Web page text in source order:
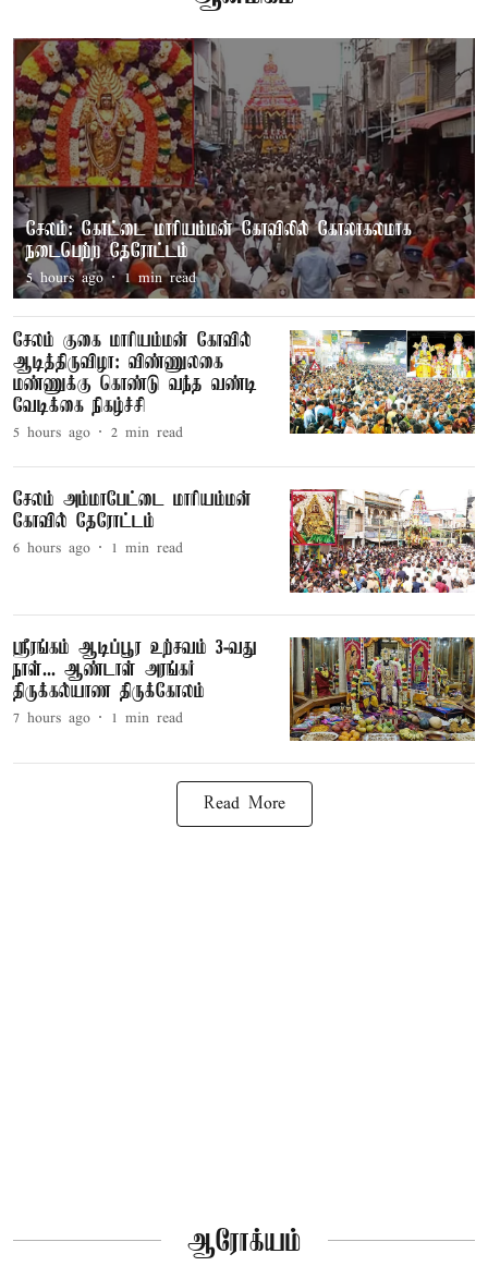
சேலம்: கோட்டை மாரியம்மன் கோவிலில் கோலாகலமாக
நடைபெற்ற தேரோட்டம்
5 hours ago 1 min read
சேலம் குகை மாரியம்மன் கோவில்
ஆடித்திருவிழா: விண்ணுலகை
மண்ணுக்கு கொண்டு வந்த வண்டி
வேடிக்கை நிகழ்ச்சி
5 hours ago 2 min read
சேலம் அம்மாபேட்டை மாரியம்மன்
கோவில் தேரோட்டம்
6 hours ago 1 min read
ஸ்ரீரங்கம் ஆடிப்பூர உற்சவம் 3-வது
நாள்... ஆண்டாள் அரங்கர்
திருக்கல்யாண திருக்கோலம்
7 hours ago 1 min read
Read More
ஆரோக்யம்